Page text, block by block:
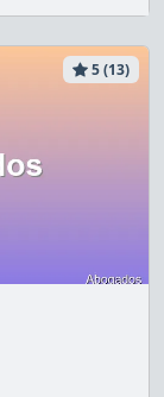
5 (13)